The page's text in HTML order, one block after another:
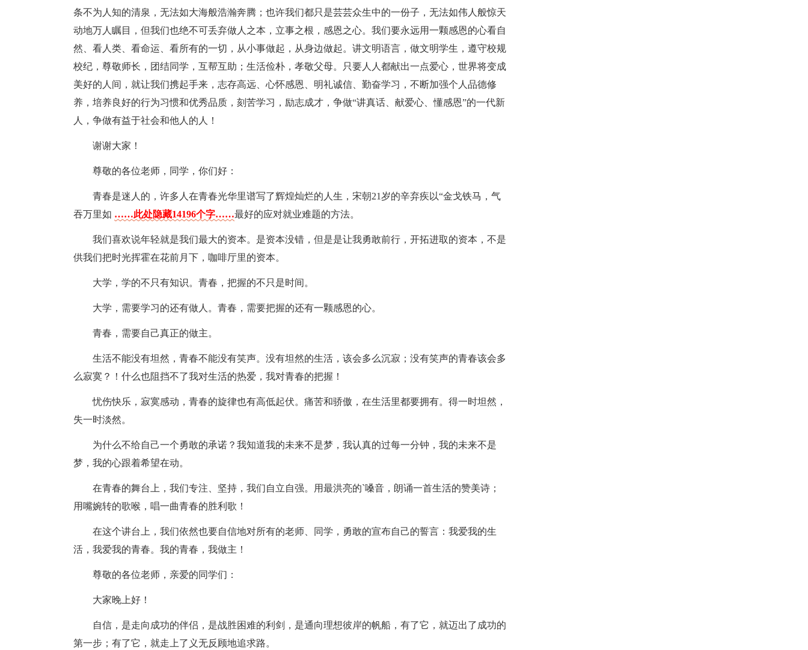
条不为人知的清泉，无法如大海般浩瀚奔腾；也许我们都只是芸芸众生中的一份子，无法如伟人般惊天
动地万人瞩目，但我们也绝不可丢弃做人之本，立事之根，感恩之心。我们要永远用一颗感恩的心看自
然、看人类、看命运、看所有的一切，从小事做起，从身边做起。讲文明语言，做文明学生，遵守校规
校纪，尊敬师长，团结同学，互帮互助；生活俭朴，孝敬父母。只要人人都献出一点爱心，世界将变成
美好的人间，就让我们携起手来，志存高远、心怀感恩、明礼诚信、勤奋学习，不断加强个人品德修
养，培养良好的行为习惯和优秀品质，刻苦学习，励志成才，争做“讲真话、献爱心、懂感恩”的一代新
人，争做有益于社会和他人的人！
谢谢大家！
尊敬的各位老师，同学，你们好：
青春是迷人的，许多人在青春光华里谱写了辉煌灿烂的人生，宋朝21岁的辛弃疾以“金戈铁马，气
吞万里如 ……此处隐藏14196个字……最好的应对就业难题的方法。
我们喜欢说年轻就是我们最大的资本。是资本没错，但是是让我勇敢前行，开拓进取的资本，不是
供我们把时光挥霍在花前月下，咖啡厅里的资本。
大学，学的不只有知识。青春，把握的不只是时间。
大学，需要学习的还有做人。青春，需要把握的还有一颗感恩的心。
青春，需要自己真正的做主。
生活不能没有坦然，青春不能没有笑声。没有坦然的生活，该会多么沉寂；没有笑声的青春该会多
么寂寞？！什么也阻挡不了我对生活的热爱，我对青春的把握！
忧伤快乐，寂寞感动，青春的旋律也有高低起伏。痛苦和骄傲，在生活里都要拥有。得一时坦然，
失一时淡然。
为什么不给自己一个勇敢的承诺？我知道我的未来不是梦，我认真的过每一分钟，我的未来不是
梦，我的心跟着希望在动。
在青春的舞台上，我们专注、坚持，我们自立自强。用最洪亮的`嗓音，朗诵一首生活的赞美诗；
用嘴婉转的歌喉，唱一曲青春的胜利歌！
在这个讲台上，我们依然也要自信地对所有的老师、同学，勇敢的宣布自己的誓言：我爱我的生
活，我爱我的青春。我的青春，我做主！
尊敬的各位老师，亲爱的同学们：
大家晚上好！
自信，是走向成功的伴侣，是战胜困难的利剑，是通向理想彼岸的帆船，有了它，就迈出了成功的
第一步；有了它，就走上了义无反顾地追求路。